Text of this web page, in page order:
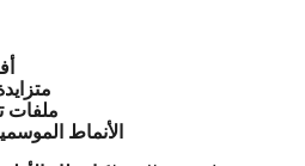
ملفات
الأنماط